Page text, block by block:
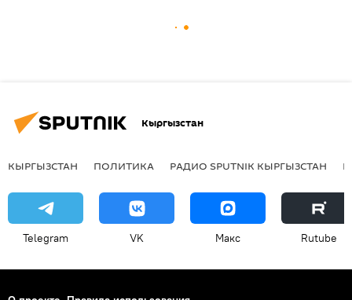
Кыргызстан
КЫРГЫЗСТАН ПОЛИТИКА РАДИО SPUTNIK КЫРГЫЗСТАН
Telegram VK Макс Rutube